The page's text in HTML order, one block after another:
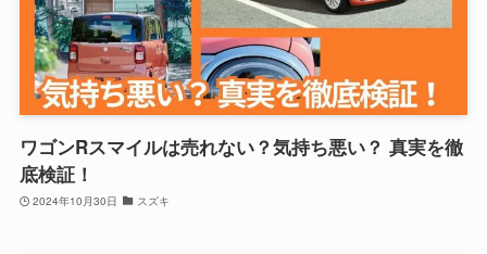
ワゴンRスマイルは売れない？気持ち悪い？ 真実を徹
底検証！
2024年10月30日 スズキ